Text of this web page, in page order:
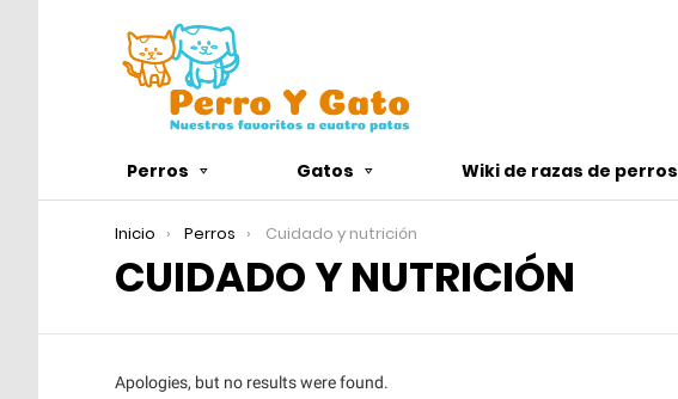
Perros Gatos Wiki de razas de perros
You are here:
Inicio Perros Cuidado y nutrición
CUIDADO Y NUTRICIÓN
Apologies, but no results were found.